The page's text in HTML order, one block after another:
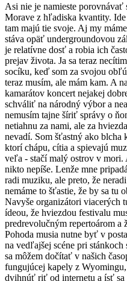
Asi nie je namieste porovnávať
Morave z hľadiska kvantity.
tam majú tie svoje. Aj my
stáva opäť undergroundovou
je relatívne dosť a robia ich
prejav života. Ja sa teraz
socíku, keď som za svojou
teraz musím, ale mám kam. A
kamarátov koncert nejakej
schváliť na národný výbor a
nemusím tajne šíriť správy o
netiahnu za nami, ale za
nevadí. Som šťastný ako
ktorí chápu, cítia a spievajú
veľa - stačí malý ostrov v
nikto nepíše. Lenže mne
radi muziku, ale preto, že
nemáme to šťastie, že by sa tu
Navyše organizátori viacerých
ídeou, že hviezdou festivalu
predrevolučným repertoárom a
Pohoda musia nutne byť v
na vedľajšej scéne pri
sa môžem dočítať v našich
fungujúcej kapely z
dvihnúť riť od internetu a ísť sa